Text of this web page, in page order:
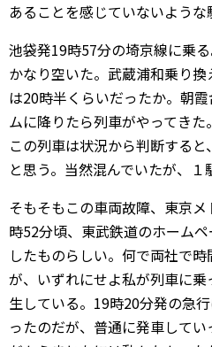
あることを感じていないような
池袋発19時57分の埼京線に乗
かなり空いた。武蔵浦和乗り
は20時半くらいだったか。朝
ムに降りたら列車がやってきた
この列車は状況から判断する
と思う。当然混んでいたが、１
そもそもこの車両故障、東京
時52分頃、東武鉄道のホーム
したものらしい。何で両社で
が、いずれにせよ私が列車に
生している。19時20分発の急
ったのだが、普通に発車して